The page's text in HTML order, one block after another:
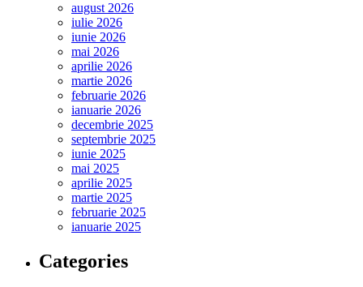
august 2026
iulie 2026
iunie 2026
mai 2026
aprilie 2026
martie 2026
februarie 2026
ianuarie 2026
decembrie 2025
septembrie 2025
iunie 2025
mai 2025
aprilie 2025
martie 2025
februarie 2025
ianuarie 2025
Categories